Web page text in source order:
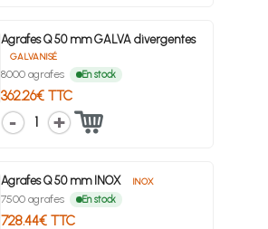
Agrafes Q 50 mm GALVA divergentes
GALVANISÉ
8000 agrafes En stock
362.26€ TTC
1
Agrafes Q 50 mm INOX INOX
7500 agrafes En stock
728.44€ TTC